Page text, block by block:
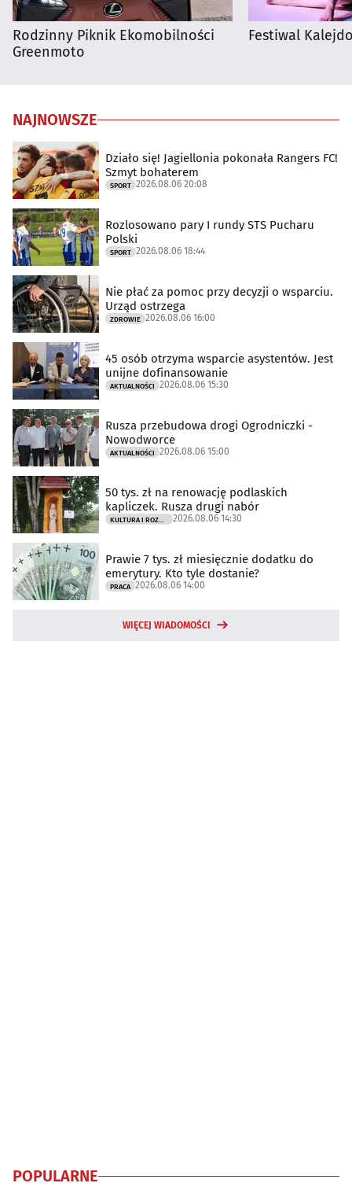
Rodzinny Piknik Ekomobilności
Greenmoto
Festiwal
NAJNOWSZE
Działo się! Jagiellonia pokonała Rangers FC!
Szmyt bohaterem
SPORT 2026.08.06 20:08
Rozlosowano pary I rundy STS Pucharu
Polski
SPORT 2026.08.06 18:44
Nie płać za pomoc przy decyzji o wsparciu.
Urząd ostrzega
ZDROWIE 2026.08.06 16:00
45 osób otrzyma wsparcie asystentów. Jest
unijne dofinansowanie
AKTUALNOŚCI 2026.08.06 15:30
Rusza przebudowa drogi Ogrodniczki -
Nowodworce
AKTUALNOŚCI 2026.08.06 15:00
50 tys. zł na renowację podlaskich
kapliczek. Rusza drugi nabór
2026.08.06 14:30
Prawie 7 tys. zł miesięcznie dodatku do
emerytury. Kto tyle dostanie?
PRACA 2026.08.06 14:00
WIĘCEJ WIADOMOŚCI
POPULARNE